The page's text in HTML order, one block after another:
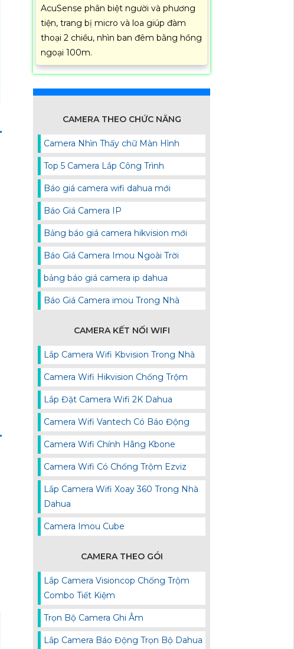
AcuSense phân biệt người và phương
tiện, trang bị micro và loa giúp đàm
thoại 2 chiều, nhìn ban đêm bằng hồng
ngoại 100m.
CAMERA THEO CHỨC NĂNG
Camera Nhìn Thấy chữ Màn Hình
Top 5 Camera Lắp Công Trình
Báo giá camera wifi dahua mới
Báo Giá Camera IP
Bảng báo giá camera hikvision mới
Báo Giá Camera Imou Ngoài Trời
bảng báo giá camera ip dahua
Báo Giá Camera imou Trong Nhà
CAMERA KẾT NỐI WIFI
Lắp Camera Wifi Kbvision Trong Nhà
Camera Wifi Hikvision Chống Trộm
Lắp Đặt Camera Wifi 2K Dahua
Camera Wifi Vantech Có Báo Động
Camera Wifi Chính Hãng Kbone
Camera Wifi Có Chống Trộm Ezviz
Lắp Camera Wifi Xoay 360 Trong Nhà
Dahua
Camera Imou Cube
CAMERA THEO GÓI
Lắp Camera Visioncop Chống Trộm
Combo Tiết Kiệm
Trọn Bộ Camera Ghi Âm
Lắp Camera Báo Động Trọn Bộ Dahua